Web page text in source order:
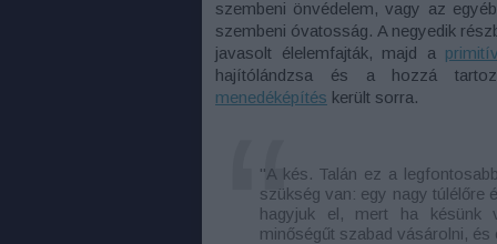
szembeni önvédelem, vagy az
szembeni óvatosság. A negyedik
javasolt élelemfajták, majd a primitív
hajítólándzsa és a hozzá
menedéképítés került sorra.
"A kés. Talán ez a
szükség van: egy nagy túlélőre
hagyjuk el, mert ha késünk
minőségűt szabad vásárolni,